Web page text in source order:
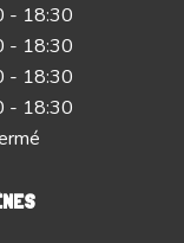
- 18:30
- 18:30
- 18:30
- 18:30